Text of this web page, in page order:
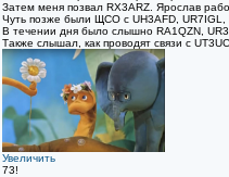
Затем меня позвал RX3ARZ. Ярослав
Чуть позже были ЩСО с UH3AFD, UR7IGL,
В течении дня было слышно RA1QZN,
Также слышал, как проводят связи с
Увеличить
73!